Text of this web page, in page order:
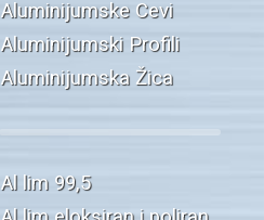
Aluminijumske Cevi
Aluminijumski Profili
Aluminijumska Žica
Al lim 99,5